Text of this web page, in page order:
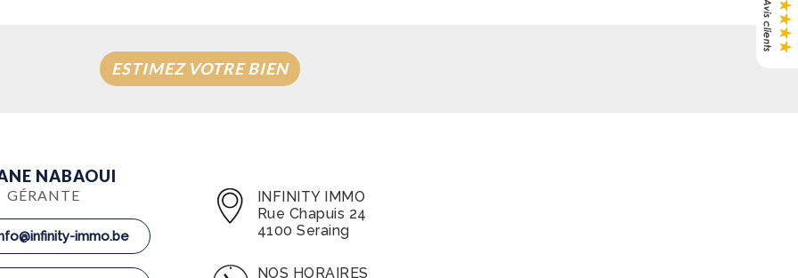
ESTIMEZ VOTRE BIEN
NABAOUI
GÉRANTE
immo.be
INFINITY IMMO
Rue Chapuis 24
4100 Seraing
NOS HORAIRES